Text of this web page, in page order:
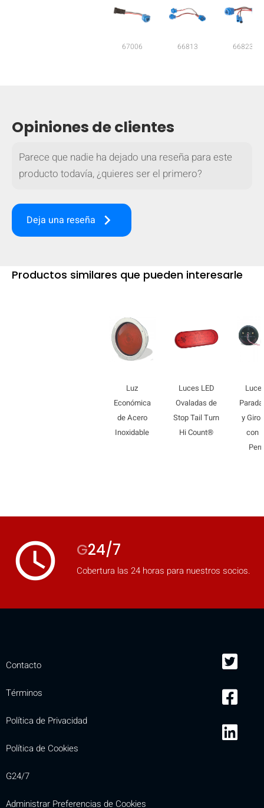
turn your phone to ]
67006 66813 66823
Opiniones de clientes
Parece que nadie ha dejado una reseña para este
producto todavía, ¿quieres ser el primero?
Deja una reseña keyboard_arrow_right
Productos similares que pueden interesarle
Luz
Económica
de Acero
Inoxidable
Luces LED
Ovaladas de
Stop Tail Turn
Hi Count®
y Giro
con
access_time G24/7
Cobertura las 24 horas para nuestros socios.
Contacto
Términos
Política de Privacidad
Política de Cookies
G24/7
Administrar Preferencias de Cookies